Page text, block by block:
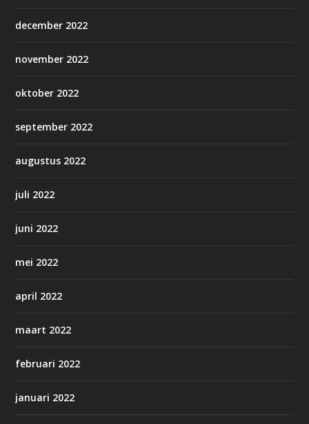
december 2022
november 2022
oktober 2022
september 2022
augustus 2022
juli 2022
juni 2022
mei 2022
april 2022
maart 2022
februari 2022
januari 2022